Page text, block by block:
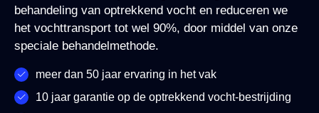
behandeling van optrekkend vocht en reduceren we
het vochttransport tot wel 90%, door middel van onze
speciale behandelmethode.
meer dan 50 jaar ervaring in het vak
10 jaar garantie op de optrekkend vocht-bestrijding